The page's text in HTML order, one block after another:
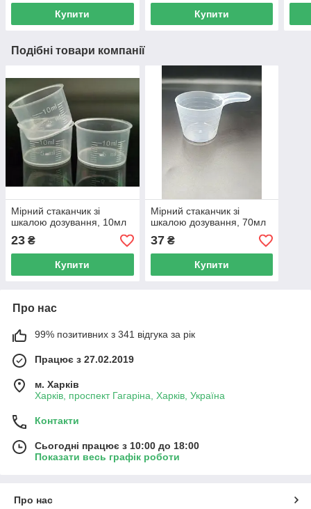
Купити Купити
Подібні товари компанії
Мірний стаканчик зі
шкалою дозування, 10мл
23 ₴
Купити
Мірний стаканчик зі
шкалою дозування, 70мл
37₴
Купити
Про нас
99% позитивних з 341 відгука за рік
Працює з 27.02.2019
м. Харків
Харків, проспект Гагаріна, Харків, Україна
Контакти
Сьогодні працює з 10:00 до 18:00
Показати весь графік роботи
Про нас